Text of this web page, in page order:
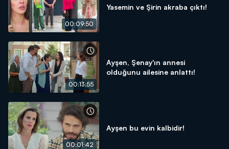
00:09:50
Yasemin ve Şirin akraba çıktı!
00:13:55
Ayşen, Şenay'ın annesi
olduğunu ailesine anlattı!
00:01:42
Ayşen bu evin kalbidir!